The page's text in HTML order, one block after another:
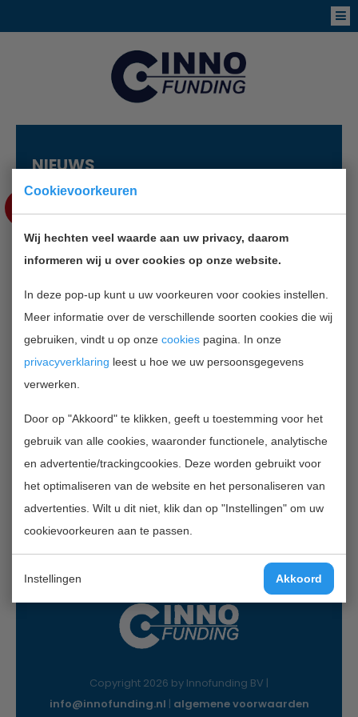
Cookievoorkeuren
Wij hechten veel waarde aan uw privacy, daarom
informeren wij u over cookies op onze website.
In deze pop-up kunt u uw voorkeuren voor cookies instellen.
Meer informatie over de verschillende soorten cookies die wij
gebruiken, vindt u op onze cookies pagina. In onze
privacyverklaring leest u hoe we uw persoonsgegevens
verwerken.
Door op "Akkoord" te klikken, geeft u toestemming voor het
gebruik van alle cookies, waaronder functionele, analytische
en advertentie/trackingcookies. Deze worden gebruikt voor
het optimaliseren van de website en het personaliseren van
advertenties. Wilt u dit niet, klik dan op "Instellingen" om uw
cookievoorkeuren aan te passen.
Instellingen Akkoord
NIEUWS
13
INFORMATIEMIDDAG CREATIEF
TERUG NAAR OVERZICHT
Contactgegevens
InnoFunding B.V.
Nieuwe Gracht 7
2011 NB Haarlem
Mail:info@innofunding.nl
Copyright 2026 by Innofunding BV |
info@innofunding.nl | algemene voorwaarden